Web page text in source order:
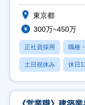
東京都
300万~450万
正社員採用 職種
土日祝休み 休日